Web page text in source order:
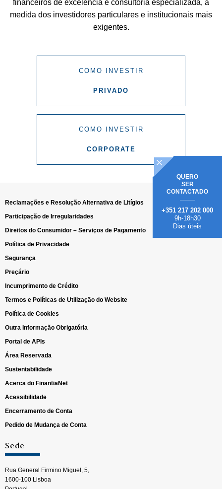
financeiros de excelência e consultoria especializada, à
medida dos investidores particulares e institucionais mais
exigentes.
COMO INVESTIR
PRIVADO
COMO INVESTIR
CORPORATE
QUERO
SER
CONTACTADO
+351 217 202 000
9h-18h30
Dias úteis
Reclamações e Resolução Alternativa de Litígios
Participação de Irregularidades
Direitos do Consumidor – Serviços de Pagamento
Política de Privacidade
Segurança
Preçário
Incumprimento de Crédito
Termos e Políticas de Utilização do Website
Política de Cookies
Outra Informação Obrigatória
Portal de APIs
Área Reservada
Sustentabilidade
Acerca do FinantiaNet
Acessibilidade
Encerramento de Conta
Pedido de Mudança de Conta
Sede
Rua General Firmino Miguel, 5,
1600-100 Lisboa